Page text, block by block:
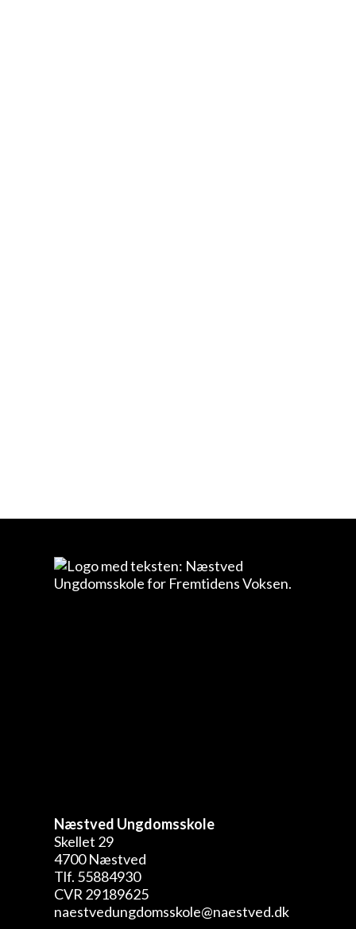
Næstved Ungdomsskole
Skellet 29
4700 Næstved
Tlf. 55884930
CVR 29189625
naestvedungdomsskole@naestved.dk